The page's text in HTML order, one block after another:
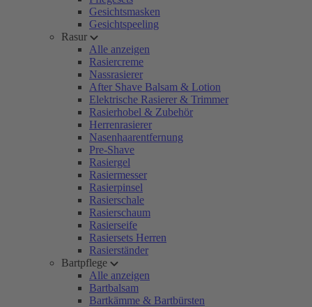
Gesichtsmasken
Gesichtspeeling
Rasur
Alle anzeigen
Rasiercreme
Nassrasierer
After Shave Balsam & Lotion
Elektrische Rasierer & Trimmer
Rasierhobel & Zubehör
Herrenrasierer
Nasenhaarentfernung
Pre-Shave
Rasiergel
Rasiermesser
Rasierpinsel
Rasierschale
Rasierschaum
Rasierseife
Rasiersets Herren
Rasierständer
Bartpflege
Alle anzeigen
Bartbalsam
Bartkämme & Bartbürsten